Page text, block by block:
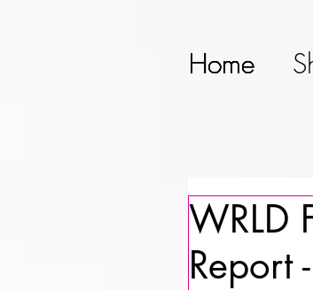
Home
Home
Home
Home
Home
WRLD
Report